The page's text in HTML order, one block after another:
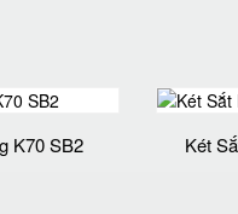
K70 SB2 Két